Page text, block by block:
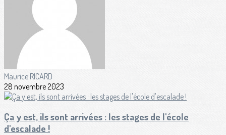
Maurice RICARD
28 novembre 2023
Ça y est, ils sont arrivées : les stages de l'école
d'escalade !